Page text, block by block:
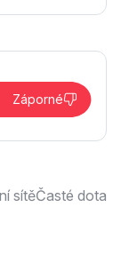
Záporné
sítěČasté